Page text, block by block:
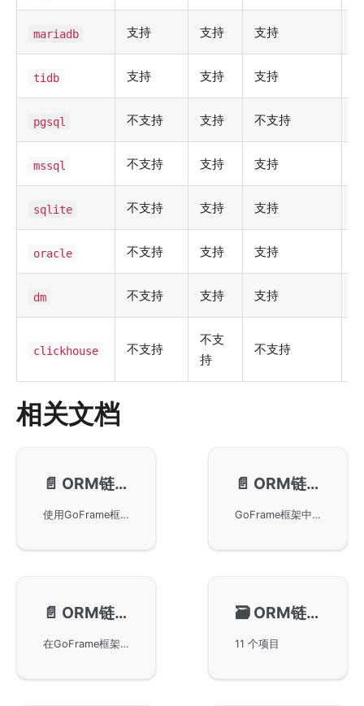
mariadb 支持 支持 支持
tidb 支持 支持 支持
pgsql 不支持 支持 不支持
mssql 不支持 支持 支持
sqlite 不支持 支持 支持
oracle 不支持 支持 支持
dm 不支持 支持 支持
clickhouse 不支持
不支
持
不支持
相关文档
📄️ ORM链式操作-模型创建
使用GoFrame框架中的ORM工具进行链式操作，重点讲解了模型创建、Model对象的使用以及实现链式安全的几种方式。通过使用Model、Raw方法，在默认和切换的数据库配置上创建模型对象，并探讨链式安全的实现，包括默认非链式安全、Clone方法克隆、Safe方法设置链式安全等操作技巧。
📄️ ORM链式操作-写入保存
GoFrame框架中ORM链式操作的写入保存方法，包括Insert、Replace、Save等方法的使用。这些方法支持自动单条或批量的数据写入，适用于多种数据库环境，并提供详细示例帮助理解如何结合使用Data方法进行数据操作。
📄️ ORM链式操作-更新删除
在GoFrame框架中进行ORM链式操作的数据更新和删除。详细阐述了使用Update和Delete方法时需要结合Where条件的重要性。此外，还探讨了通过Counter参数实现字段数值增减的特性，以及使用Increment和Decrement方法对字段进行自增自减的操作。同时，还讲解了嵌入原生SQL语句的技巧和实现软删除的方式，以确保数据处理的灵活性和安全性。
🗃️ ORM链式操作-数据查询
11 个项目